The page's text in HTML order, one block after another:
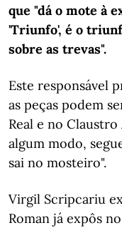
que "dá o mote à
'Triunfo', é o
sobre as trevas".
Este responsável
as peças podem
Real e no
algum modo,
sai no mosteiro".
Virgil Scripcariu
Roman já expôs